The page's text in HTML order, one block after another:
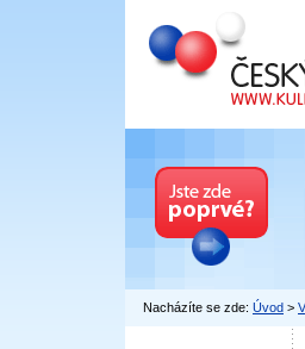
Český
Nacházíte se zde: Úvod >